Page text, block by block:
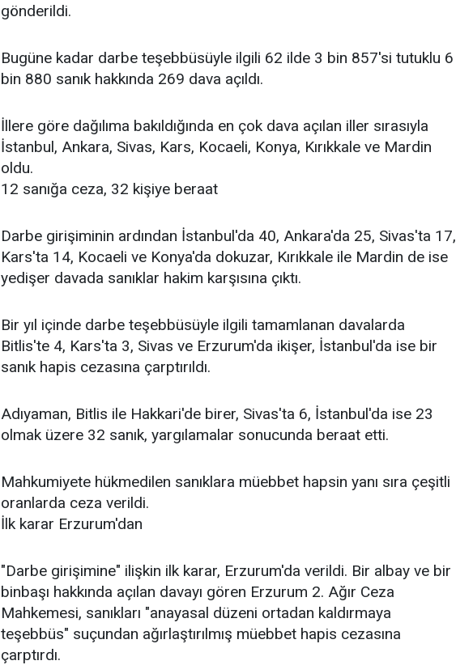
gönderildi.
Bugüne kadar darbe teşebbüsüyle ilgili 62 ilde 3 bin 857'si tutuklu 6
bin 880 sanık hakkında 269 dava açıldı.
İllere göre dağılıma bakıldığında en çok dava açılan iller sırasıyla
İstanbul, Ankara, Sivas, Kars, Kocaeli, Konya, Kırıkkale ve Mardin
oldu.
12 sanığa ceza, 32 kişiye beraat
Darbe girişiminin ardından İstanbul'da 40, Ankara'da 25, Sivas'ta 17,
Kars'ta 14, Kocaeli ve Konya'da dokuzar, Kırıkkale ile Mardin de ise
yedişer davada sanıklar hakim karşısına çıktı.
Bir yıl içinde darbe teşebbüsüyle ilgili tamamlanan davalarda
Bitlis'te 4, Kars'ta 3, Sivas ve Erzurum'da ikişer, İstanbul'da ise bir
sanık hapis cezasına çarptırıldı.
Adıyaman, Bitlis ile Hakkari'de birer, Sivas'ta 6, İstanbul'da ise 23
olmak üzere 32 sanık, yargılamalar sonucunda beraat etti.
Mahkumiyete hükmedilen sanıklara müebbet hapsin yanı sıra çeşitli
oranlarda ceza verildi.
İlk karar Erzurum'dan
"Darbe girişimine" ilişkin ilk karar, Erzurum'da verildi. Bir albay ve bir
binbaşı hakkında açılan davayı gören Erzurum 2. Ağır Ceza
Mahkemesi, sanıkları "anayasal düzeni ortadan kaldırmaya
teşebbüs" suçundan ağırlaştırılmış müebbet hapis cezasına
çarptırdı.